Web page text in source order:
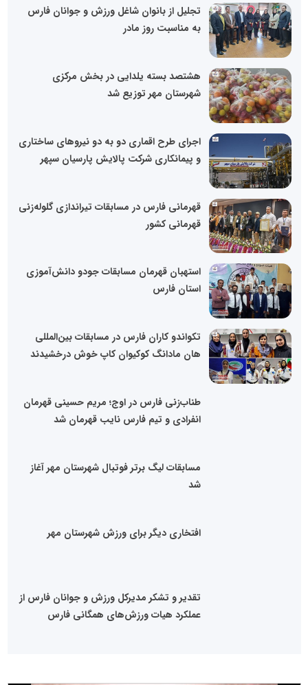
تجلیل از بانوان شاغل ورزش و جوانان فارس
به مناسبت روز مادر
هشتصد بسته یلدایی در بخش مرکزی
شهرستان مهر توزیع شد
اجرای طرح اقماری دو به دو نیروهای ساختاری
و پیمانکاری شرکت پالایش پارسیان سپهر
قهرمانی فارس در مسابقات تیراندازی گلوله‌زنی
قهرمانی کشور
استهبان قهرمان مسابقات جودو دانش‌آموزی
استان فارس
تکواندو کاران فارس در مسابقات بین‌المللی
هان مادانگ کوکیوان کاپ خوش درخشیدند
طناب‌زنی فارس در اوج؛ مریم حسینی قهرمان
انفرادی و تیم فارس نایب قهرمان شد
مسابقات لیگ برتر فوتبال شهرستان مهر آغاز
شد
افتخاری دیگر برای ورزش شهرستان مهر
تقدیر و تشکر مدیرکل ورزش و جوانان فارس از
عملکرد هیات ورزش‌های همگانی فارس